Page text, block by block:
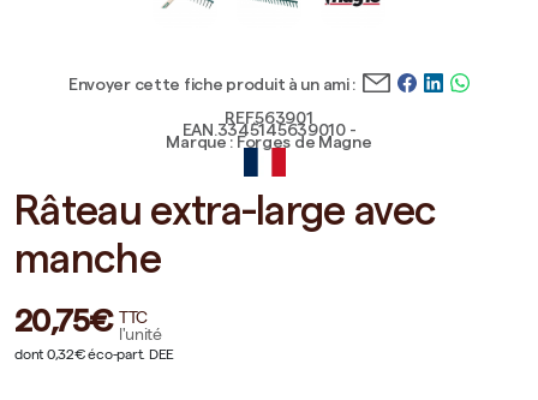
Marque : Forges de Magne
EAN.3345145639010 -
REF.563901
Envoyer cette fiche produit à un ami :
Râteau extra-large avec
manche
20,75€ TTC
l'unité
dont 0,32€ éco-part. DEE